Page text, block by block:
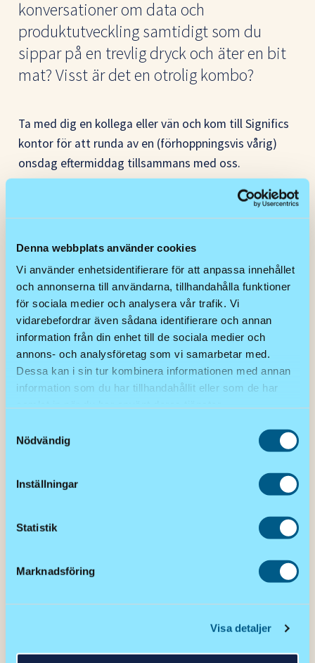
Denna webbplats använder cookies
Vi använder enhetsidentifierare för att anpassa innehållet
och annonserna till användarna, tillhandahålla funktioner
för sociala medier och analysera vår trafik. Vi
vidarebefordrar även sådana identifierare och annan
information från din enhet till de sociala medier och
annons- och analysföretag som vi samarbetar med.
Dessa kan i sin tur kombinera informationen med annan
information som du har tillhandahållit eller som de har
Nödvändig
Inställningar
Statistik
Marknadsföring
Visa detaljer
konversationer om data och
produktutveckling samtidigt som du
sippar på en trevlig dryck och äter en bit
mat? Visst är det en otrolig kombo?
Ta med dig en kollega eller vän och kom till Significs
kontor för att runda av en (förhoppningsvis vårig)
onsdag eftermiddag tillsammans med oss.
Sankt Paulsgatan 1, t-bana Slussen. 1 trappa upp!
Anmälan
OSA senast fredagen den 1 maj genom att mejla till
lovisa@signific.se